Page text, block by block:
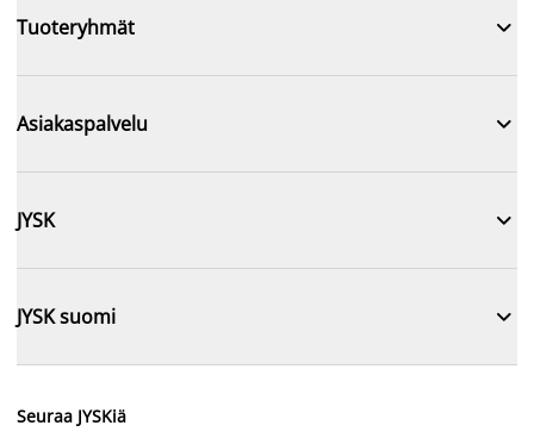
Tuoteryhmät 
Asiakaspalvelu 
JYSK 
JYSK suomi 
Seuraa JYSKiä